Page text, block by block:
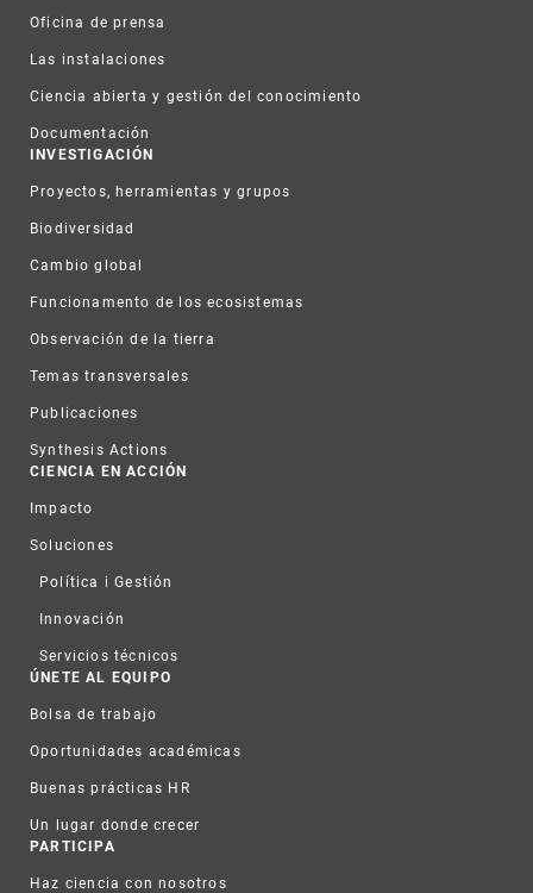
Oficina de prensa
Las instalaciones
Ciencia abierta y gestión del conocimiento
Documentación
INVESTIGACIÓN
Proyectos, herramientas y grupos
Biodiversidad
Cambio global
Funcionamento de los ecosistemas
Observación de la tierra
Temas transversales
Publicaciones
Synthesis Actions
CIENCIA EN ACCIÓN
Impacto
Soluciones
Política i Gestión
Innovación
Servicios técnicos
ÚNETE AL EQUIPO
Bolsa de trabajo
Oportunidades académicas
Buenas prácticas HR
Un lugar donde crecer
PARTICIPA
Haz ciencia con nosotros